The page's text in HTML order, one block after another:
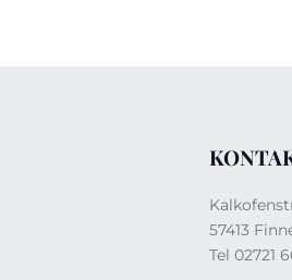
57413
Tel 02721